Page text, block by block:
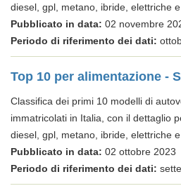
diesel, gpl, metano, ibride, elettriche e
Pubblicato in data: 02 novembre
Periodo di riferimento dei dati:
Top 10 per alimentazione -
Classifica dei primi 10 modelli di
immatricolati in Italia, con il dettaglio
diesel, gpl, metano, ibride, elettriche e
Pubblicato in data: 02 ottobre 2023
Periodo di riferimento dei dati: